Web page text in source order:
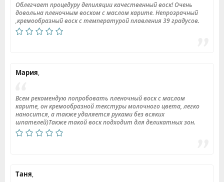
Облегчает процедуру депиляции качественный воск! Очень
довольна пленочным воском с маслом карите. Непрозрачный
,кремообразный воск с температурой плавления 39 градусов.
Мария,
Всем рекомендую попробовать пленочный воск с маслом
карите, он кремообразной текстуры молочного цвета, легко
наносится, а также удаляется руками без всяких
шпателей)Также такой воск подходит для деликатных зон.
Таня,